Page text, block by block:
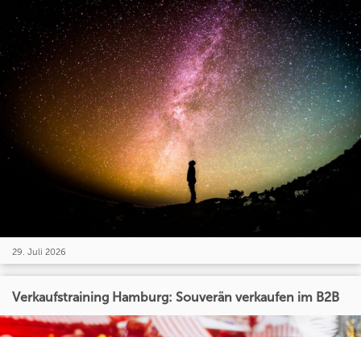
29. Juli 2026
Verkaufstraining Hamburg: Souverän verkaufen im B2B